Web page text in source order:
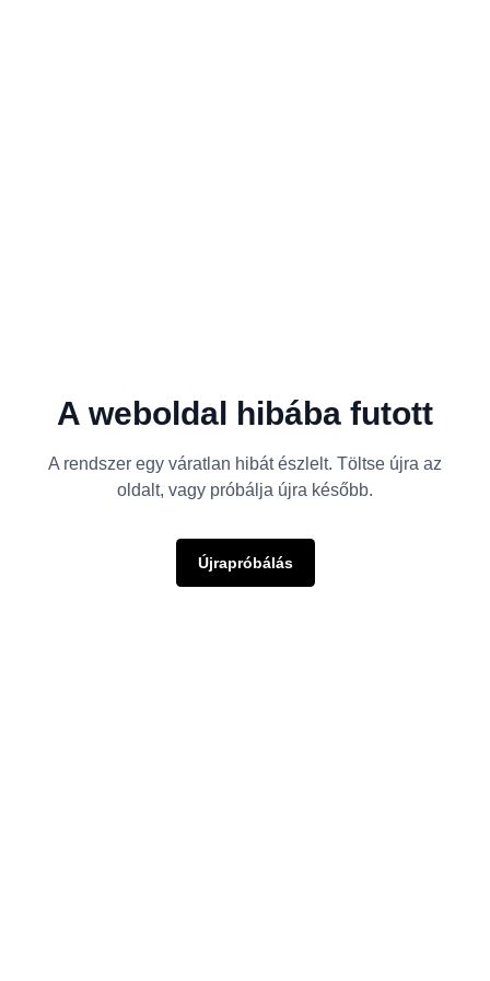
A weboldal hibába futott
A rendszer egy váratlan hibát észlelt. Töltse újra az
oldalt, vagy próbálja újra később.
Újrapróbálás